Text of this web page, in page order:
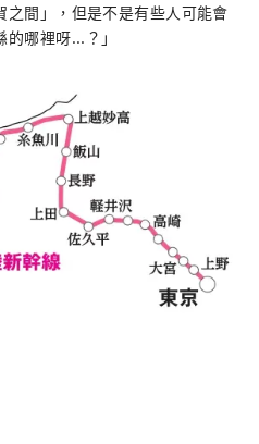
間」，但是不是有些人可能會
哪裡呀...？」